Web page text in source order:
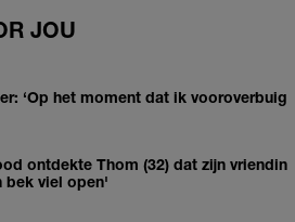
JOU
‘Op het moment dat ik vooroverbuig
ontdekte Thom (32) dat zijn vriendin
bek viel open'